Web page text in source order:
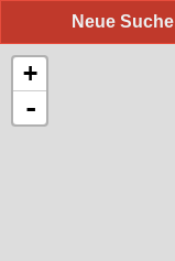
Neue Suche
+
-